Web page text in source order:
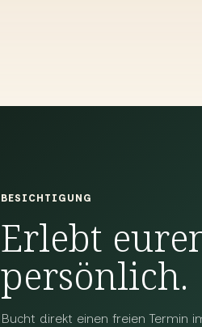
BESICHTIGUNG
Erlebt
persönlich.
Bucht direkt einen freien Termin